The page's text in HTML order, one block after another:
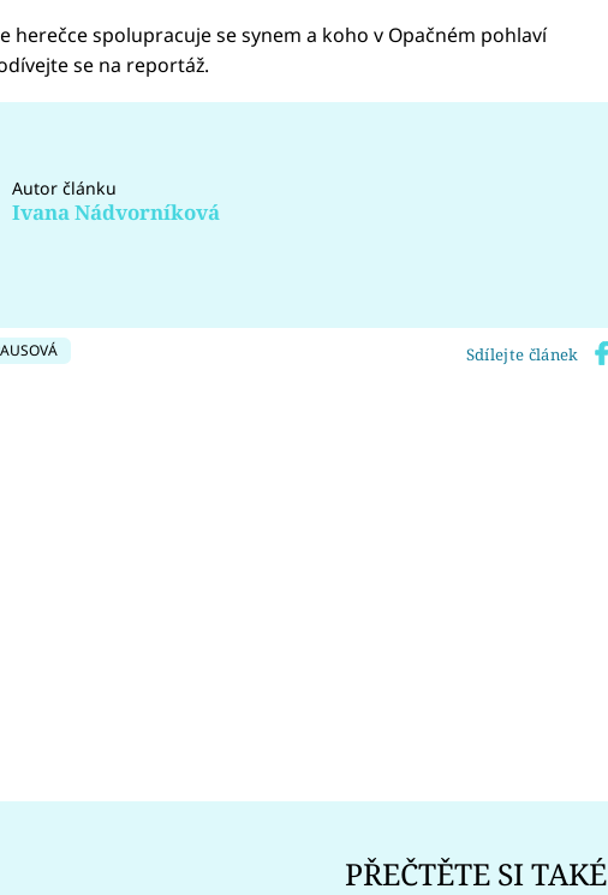
herečce spolupracuje se synem a koho v Opačném pohlaví
se na reportáž.
Autor článku
Ivana Nádvorníková
Sdílejte článek
PŘEČTĚTE SI TAKÉ